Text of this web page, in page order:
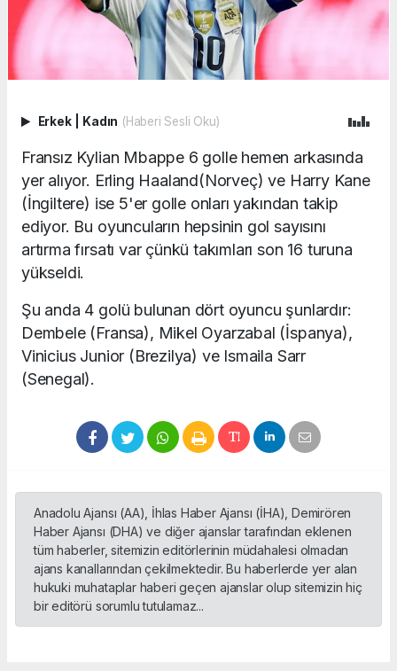
Erkek Kadın (Haberi Sesli Oku)
Fransız Kylian Mbappe 6 golle hemen arkasında
yer alıyor. Erling Haaland(Norveç) ve Harry Kane
(İngiltere) ise 5'er golle onları yakından takip
ediyor. Bu oyuncuların hepsinin gol sayısını
artırma fırsatı var çünkü takımları son 16 turuna
yükseldi.
Şu anda 4 golü bulunan dört oyuncu şunlardır:
Dembele (Fransa), Mikel Oyarzabal (İspanya),
Vinicius Junior (Brezilya) ve Ismaila Sarr
(Senegal).
Anadolu Ajansı (AA), İhlas Haber Ajansı (İHA), Demirören
Haber Ajansı (DHA) ve diğer ajanslar tarafından eklenen
tüm haberler, sitemizin editörlerinin müdahalesi olmadan
ajans kanallarından çekilmektedir. Bu haberlerde yer alan
hukuki muhataplar haberi geçen ajanslar olup sitemizin hiç
bir editörü sorumlu tutulamaz...